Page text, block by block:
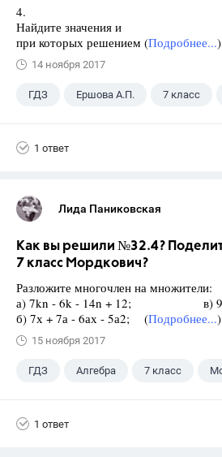
4.
Найдите значения и
при которых решением (Подробнее...)
14 ноября 2017
ГДЗ Ершова А.П. 7 класс
1 ответ
Лида Паниковская
Как вы решили №32.4?
7 класс Мордкович?
Разложите многочлен на множители:
а) 7kn - 6k - 14n + 12; в) 9m2
б) 7х + 7а - 6ах - 5а2; (Подробнее...)
15 ноября 2017
ГДЗ Алгебра 7 класс
1 ответ